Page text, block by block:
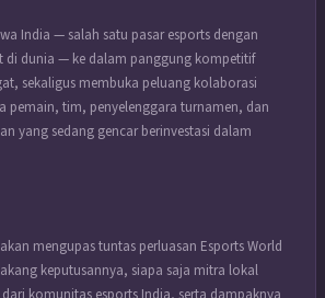
India — salah satu pasar esports dengan
di dunia — ke dalam panggung kompetitif
sekaligus membuka peluang kolaborasi
pemain, tim, penyelenggara turnamen, dan
yang sedang gencar berinvestasi dalam
mengupas tuntas perluasan Esports World
keputusannya, siapa saja mitra lokal